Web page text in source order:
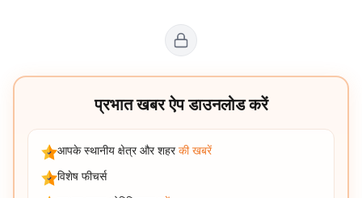
प्रभात खबर ऐप डाउनलोड करें
आपके स्थानीय क्षेत्र और शहर की खबरें
विशेष फीचर्स